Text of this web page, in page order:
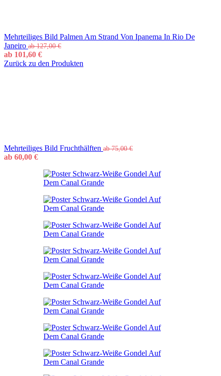
Mehrteiliges Bild Palmen Am Strand Von Ipanema In Rio De
Janeiro ab127,00€
ab 101,60 €
Zurück zu den Produkten
Mehrteiliges Bild Fruchthälften ab75,00€
ab 60,00 €